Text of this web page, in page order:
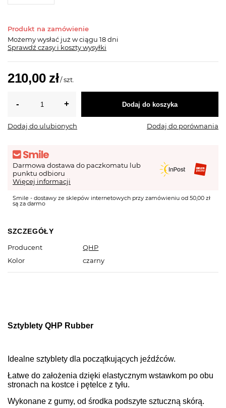
Produkt na zamówienie
Możemy wysłać już w ciągu 18 dni
Sprawdź czasy i koszty wysyłki
210,00 zł/szt.
Dodaj do koszyka
Dodaj do ulubionych Dodaj do porównania
Darmowa dostawa do paczkomatu lub
punktu odbioru
Więcej informacji
Smile - dostawy ze sklepów internetowych przy zamówieniu od 50,00 zł
są za darmo
SZCZEGÓŁY
Producent
QHP
Kolor
czarny
Sztyblety QHP Rubber
Idealne sztyblety dla początkujących jeźdźców.
Łatwe do założenia dzięki elastycznym wstawkom po obu
stronach na kostce i pętelce z tyłu.
Wykonane z gumy, od środka podszyte sztuczną skórą.